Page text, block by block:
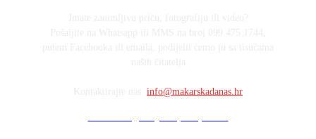
info@makarskadanas.hr